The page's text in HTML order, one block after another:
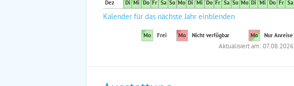
Dez
Di Mi Do Fr Sa So Mo Di Mi Do Fr Sa So Mo Di Mi Do Fr Sa
Kalender für das nächste Jahr einblenden
Mo Frei Mo Nicht verfügbar Mo Nur Anreise
Aktualisiert am: 07.08.2026